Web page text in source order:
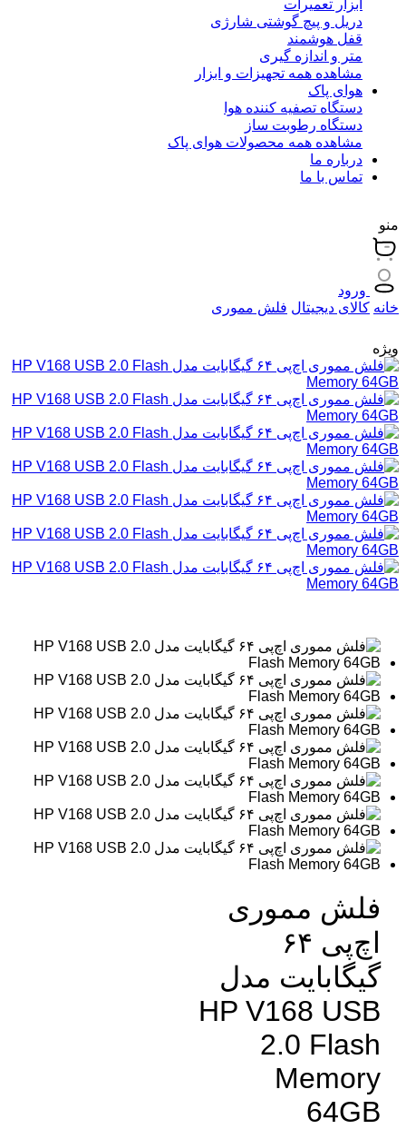
ابزار تعمیرات
دریل و پیچ گوشتی شارژی
قفل هوشمند
متر و اندازه گیری
مشاهده همه تجهیزات و ابزار
هوای پاک
دستگاه تصفیه کننده هوا
دستگاه رطوبت ساز
مشاهده همه محصولات هوای پاک
درباره ما
تماس با ما
منو
ورود
خانه کالای دیجیتال فلش مموری
ویژه
فلش مموری
اچ‌پی ۶۴
گیگابایت مدل
HP V168 USB
2.0 Flash
Memory
64GB